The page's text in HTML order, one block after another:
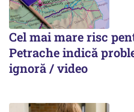
Cel mai mare risc
Petrache indică
ignoră / video